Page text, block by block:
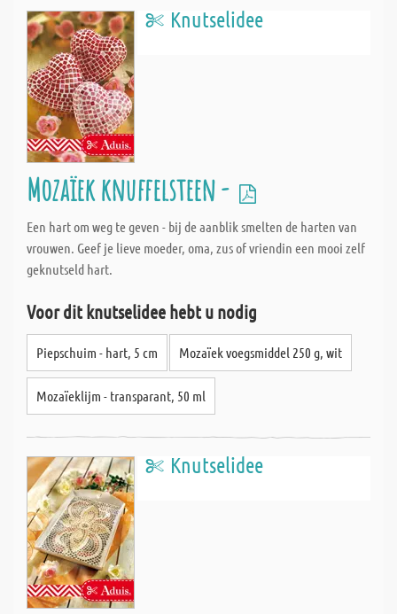
Knutselidee
Mozaïek knuffelsteen -
Een hart om weg te geven - bij de aanblik smelten de harten van
vrouwen. Geef je lieve moeder, oma, zus of vriendin een mooi zelf
geknutseld hart.
Voor dit knutselidee hebt u nodig
Piepschuim - hart, 5 cm Mozaïek voegsmiddel 250 g, wit
Mozaïeklijm - transparant, 50 ml
Knutselidee